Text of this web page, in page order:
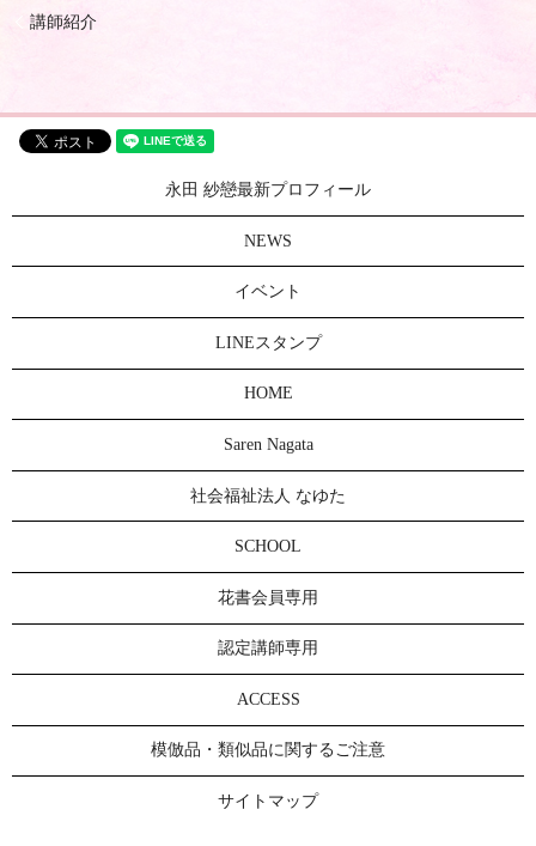
講師紹介
永田 紗戀最新プロフィール
NEWS
イベント
LINEスタンプ
HOME
Saren Nagata
社会福祉法人 なゆた
SCHOOL
花書会員専用
認定講師専用
ACCESS
模倣品・類似品に関するご注意
サイトマップ